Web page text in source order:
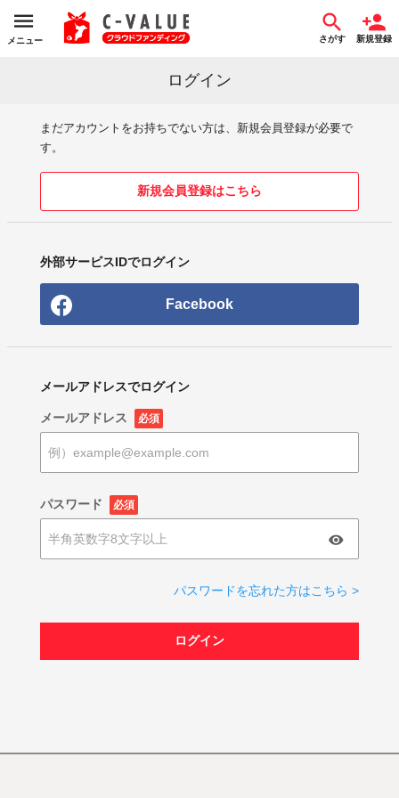
メニュー さがす 新規登録
ログイン
まだアカウントをお持ちでない方は、新規会員登録が必要で
す。
新規会員登録はこちら
外部サービスIDでログイン
Facebook
メールアドレスでログイン
メールアドレス 必須
パスワード 必須
パスワードを忘れた方はこちら >
ログイン